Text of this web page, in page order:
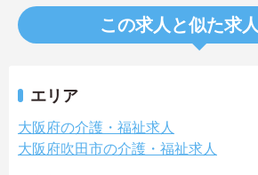
この求人と似た求
エリア
大阪府の介護・福祉求人
大阪府吹田市の介護・福祉求人